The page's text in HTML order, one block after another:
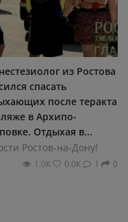
из Ростова
спасать
после теракта
в Архипо-
Отдыхая в...
Ростов-на-Дону!
1.0К 0.0К 1 0